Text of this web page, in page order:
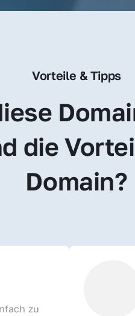
Vorteile & Tipps
die
Domain?
zu